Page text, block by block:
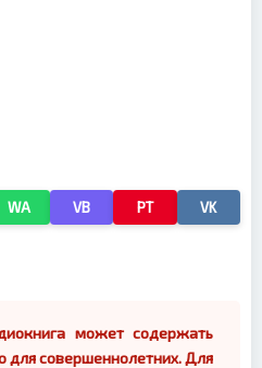
WA VB PT VK
может содержать
для совершеннолетних. Для